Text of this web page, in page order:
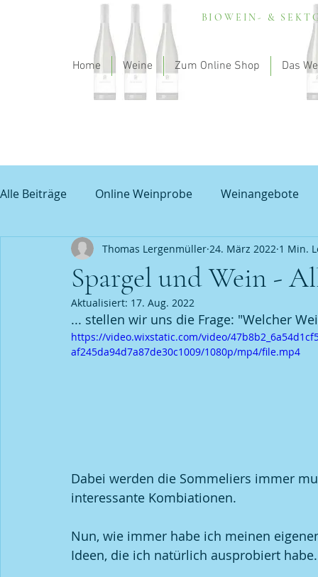
BIOWEIN- &
Home Weine Zum Online Shop Das
Alle Beiträge Online Weinprobe Weinangebote
Spargel und Wein Empfehlung - my theodorus
Unbenannte Kategorie Grauburgunder
Spargel und Wein -
Thomas Lergenmüller 24. März 2022 1 Min.
Aktualisiert: 17. Aug. 2022
... stellen wir uns die Frage: "Welcher
https://video.wixstatic.com/video/
af245da94d7a87de30c1009/1080p/mp4/file.mp4
Dabei werden die Sommeliers immer
interessante Kombiationen.
Nun, wie immer habe ich meinen
Ideen, die ich natürlich ausprobiert habe.